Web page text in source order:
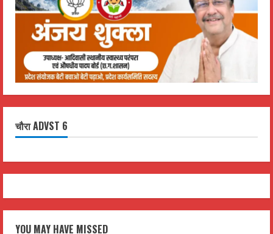
चौरा ADVST 6
YOU MAY HAVE MISSED